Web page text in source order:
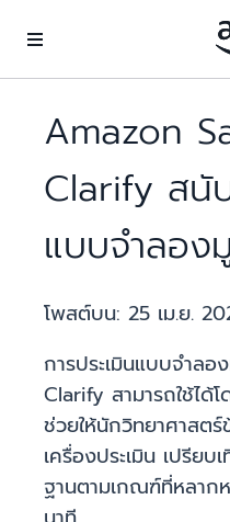
Amazon
Clarify สนั
แบบจำลอ
โพสต์บน: 25 เม.ย.
การประเมินแบบจำล
Clarify สามารถใช้ได้
ช่วยให้นักวิทยาศาสตร์
เครื่องประเมิน เปรีย
ฐานตามเกณฑ์ที่หลาก